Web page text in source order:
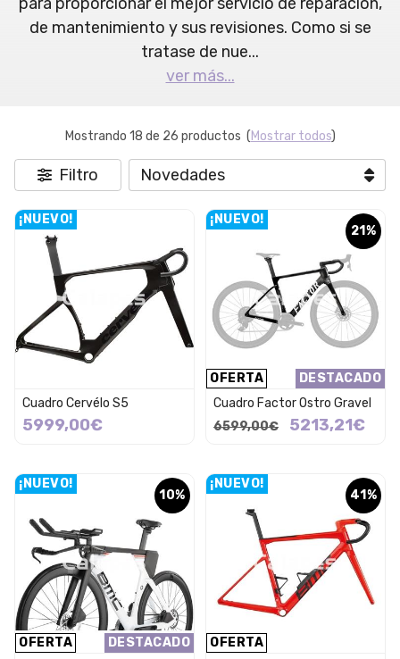
de mantenimiento y sus revisiones. Como si se
tratase de nue...
ver más...
Mostrando 18 de 26 productos (Mostrar todos)
Filtro
¡NUEVO!
Cuadro Cervélo S5
5999,00€
21%
OFERTA DESTACADO
¡NUEVO!
Cuadro Factor Ostro Gravel
6599,00€
5213,21€
10%
OFERTA DESTACADO
¡NUEVO!
41%
OFERTA
¡NUEVO!